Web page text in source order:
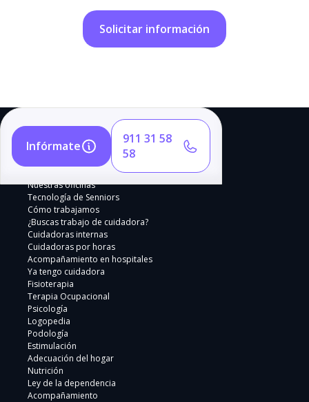
Infórmate
911 31 58
58
Nuestras oficinas
Tecnología de Senniors
Cómo trabajamos
¿Buscas trabajo de cuidadora?
Cuidadoras internas
Cuidadoras por horas
Acompañamiento en hospitales
Ya tengo cuidadora
Fisioterapia
Terapia Ocupacional
Psicología
Logopedia
Podología
Estimulación
Adecuación del hogar
Nutrición
Ley de la dependencia
Acompañamiento